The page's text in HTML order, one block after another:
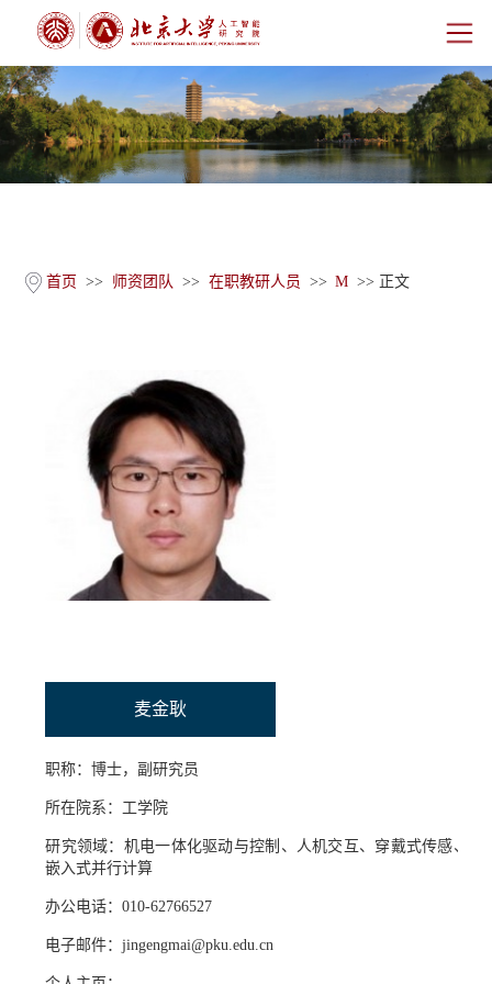
首页
研究院概况
科学研究
首页 >> 师资团队 >> 在职教研人员 >> M >> 正文
麦金耿
职称：博士，副研究员
所在院系：工学院
研究领域：机电一体化驱动与控制、人机交互、穿戴式传感、
嵌入式并行计算
办公电话：010-62766527
电子邮件：jingengmai@pku.edu.cn